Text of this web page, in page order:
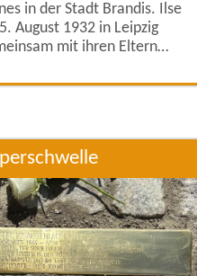
in der Stadt Brandis. Ilse
August 1932 in Leipzig
mit ihren Eltern
am Markt 4. Sie litt von